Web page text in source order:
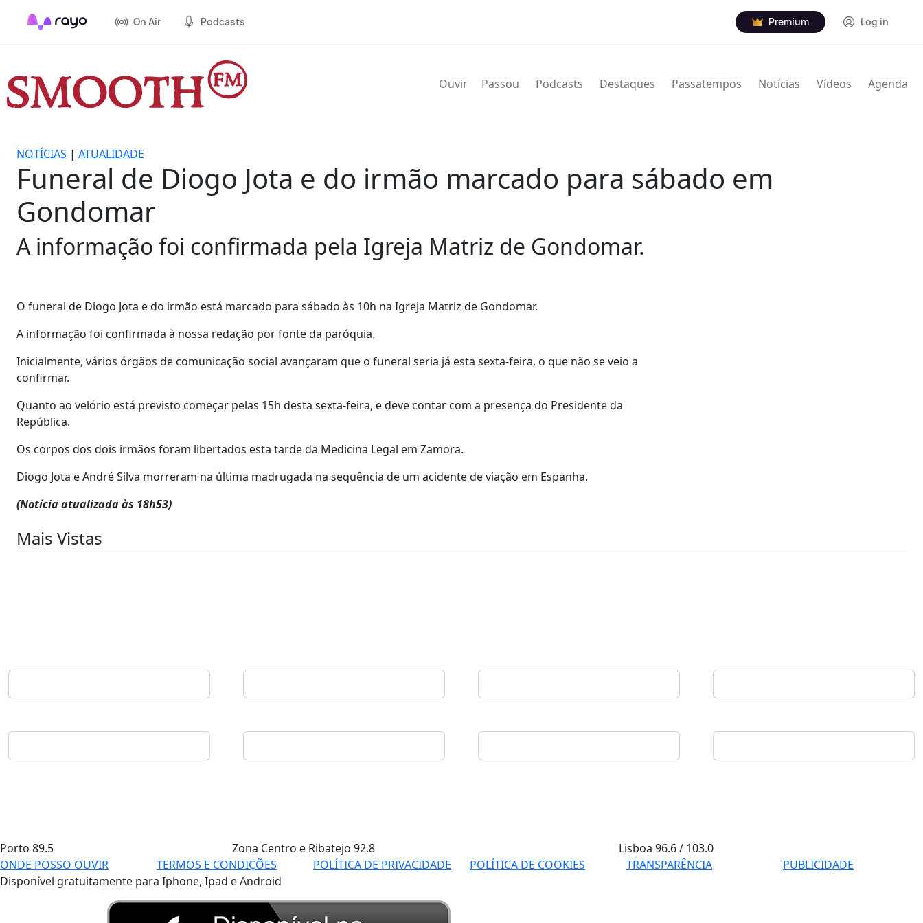
On Air Podcasts Premium Log in
Ouvir Passou Podcasts Destaques Passatempos Notícias Vídeos Agenda
NOTÍCIAS | ATUALIDADE
Funeral de Diogo Jota e do irmão marcado para sábado em
Gondomar
A informação foi confirmada pela Igreja Matriz de Gondomar.
O funeral de Diogo Jota e do irmão está marcado para sábado às 10h na Igreja Matriz de Gondomar.
A informação foi confirmada à nossa redação por fonte da paróquia.
Inicialmente, vários órgãos de comunicação social avançaram que o funeral seria já esta sexta-feira, o que não se veio a
confirmar.
Quanto ao velório está previsto começar pelas 15h desta sexta-feira, e deve contar com a presença do Presidente da
República.
Os corpos dos dois irmãos foram libertados esta tarde da Medicina Legal em Zamora.
Diogo Jota e André Silva morreram na última madrugada na sequência de um acidente de viação em Espanha.
(Notícia atualizada às 18h53)
Mais Vistas
Porto 89.5 Zona Centro e Ribatejo 92.8 Lisboa96.6 / 103.0
ONDE POSSO OUVIR
TERMOS E CONDIÇÕES POLÍTICA DE PRIVACIDADE POLÍTICA DE COOKIES TRANSPARÊNCIA
PUBLICIDADE
Disponível gratuitamente para Iphone, Ipad e Android